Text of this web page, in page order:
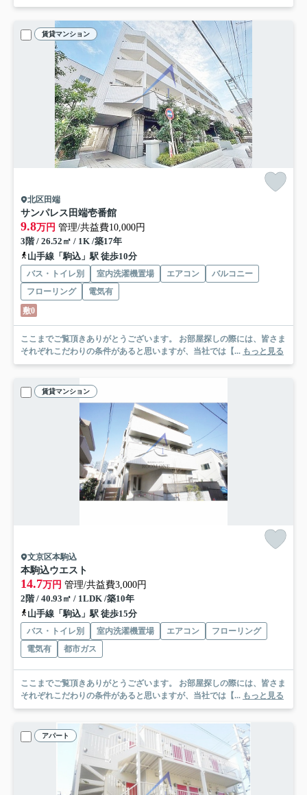
賃貸マンション
北区田端
サンパレス田端壱番館
9.8万円 管理/共益費10,000円
3階 / 26.52㎡ / 1K /築17年
山手線「駒込」駅 徒歩10分
バス・トイレ別 室内洗濯機置場 エアコン
バルコニー
フローリング
電気有
敷0
ここまでご覧頂きありがとうございます。 お部屋探しの際には、皆さま
それぞれこだわりの条件があると思いますが、当社では【... もっと見る
賃貸マンション
文京区本駒込
本駒込ウエスト
14.7万円 管理/共益費3,000円
2階 / 40.93㎡ / 1LDK /築10年
山手線「駒込」駅 徒歩15分
バス・トイレ別 室内洗濯機置場 エアコン
フローリング
電気有
都市ガス
ここまでご覧頂きありがとうございます。 お部屋探しの際には、皆さま
それぞれこだわりの条件があると思いますが、当社では【... もっと見る
アパート